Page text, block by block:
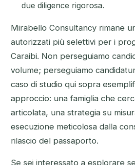
due diligence rigorosa.
Mirabello Consultancy rimane
autorizzati più selettivi per i
Caraibi. Non perseguiamo
volume; perseguiamo
caso di studio qui sopra
approccio: una famiglia che
articolata, una strategia su
esecuzione meticolosa dalla
rilascio del passaporto.
Se sei interessato a esplorare